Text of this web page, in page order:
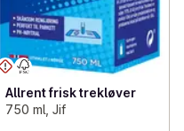
Allrent frisk trekløver
750 ml, Jif